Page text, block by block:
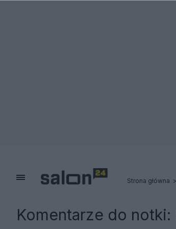
Strona główna
Komentarze do notki: